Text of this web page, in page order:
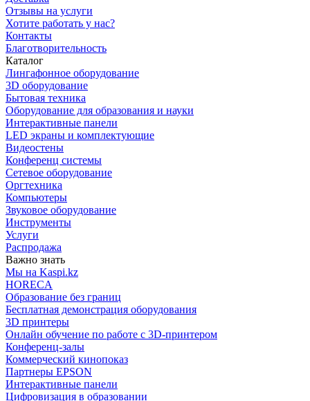
Отзывы на услуги
Хотите работать у нас?
Контакты
Благотворительность
Каталог
Лингафонное оборудование
3D оборудование
Бытовая техника
Оборудование для образования и науки
Интерактивные панели
LED экраны и комплектующие
Видеостены
Конференц системы
Сетевое оборудование
Оргтехника
Компьютеры
Звуковое оборудование
Инструменты
Услуги
Распродажа
Важно знать
Мы на Kaspi.kz
HORECA
Образование без границ
Бесплатная демонстрация оборудования
3D принтеры
Онлайн обучение по работе с 3D-принтером
Конференц-залы
Коммерческий кинопоказ
Партнеры EPSON
Интерактивные панели
Цифровизация в образовании